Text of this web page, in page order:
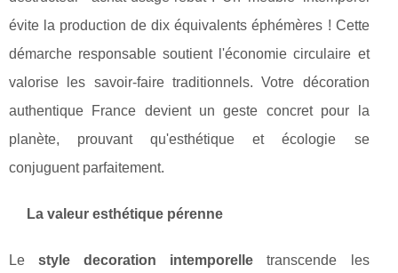
évite la production de dix équivalents éphémères ! Cette
démarche responsable soutient l'économie circulaire et
valorise les savoir-faire traditionnels. Votre décoration
authentique France devient un geste concret pour la
planète, prouvant qu'esthétique et écologie se
conjuguent parfaitement.
La valeur esthétique pérenne
Lestyle decoration intemporelle transcende les